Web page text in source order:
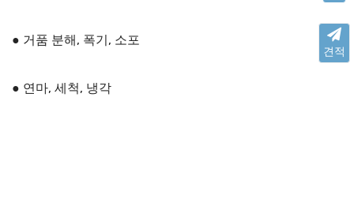
● 거품 분해, 폭기, 소포
● 연마, 세척, 냉각
견적